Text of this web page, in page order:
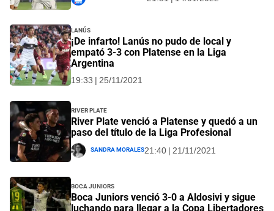
Lanús
¡De infarto! Lanús no pudo de local y
empató 3-3 con Platense en la Liga
Argentina
19:33 | 25/11/2021
River Plate
River Plate venció a Platense y quedó a un
paso del título de la Liga Profesional
Sandra Morales21:40 | 21/11/2021
Boca Juniors
Boca Juniors venció 3-0 a Aldosivi y sigue
luchando para llegar a la Copa Libertadores